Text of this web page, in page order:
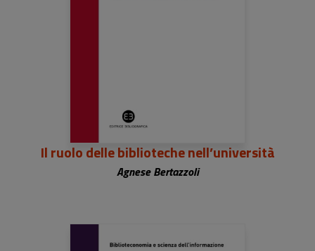
Il ruolo delle biblioteche nell’università
Agnese Bertazzoli